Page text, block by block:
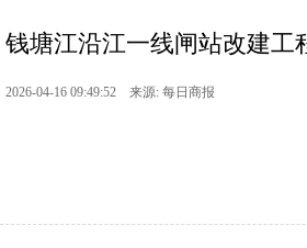
钱塘江沿江一线闸站改建工
2026-04-16 09:49:52 来源: 每日商报